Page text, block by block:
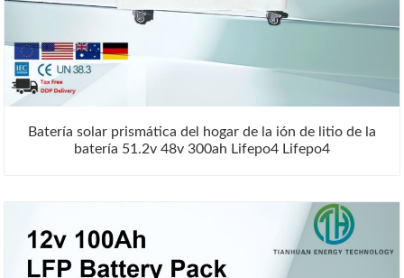
Batería solar prismática del hogar de la ión de litio de la
batería 51.2v 48v 300ah Lifepo4 Lifepo4